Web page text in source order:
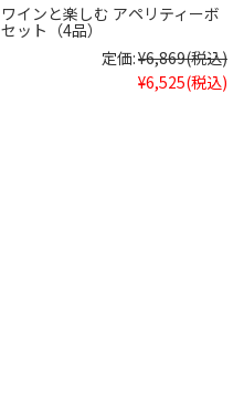
ワインと楽しむ アペリティーボ
セット（4品）
定価:¥6,869(税込)
¥6,525(税込)